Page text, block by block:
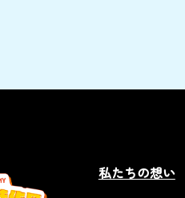
私たちの想い